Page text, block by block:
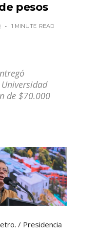
pesos
1 MINUTE READ
de $70.000
/ Presidencia